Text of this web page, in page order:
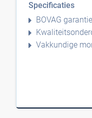
Specificaties
BOVAG garantie
Vakkundige